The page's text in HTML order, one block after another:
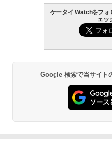
ケータイ Watchをフォ
ェッ
Google 検索で当サイト